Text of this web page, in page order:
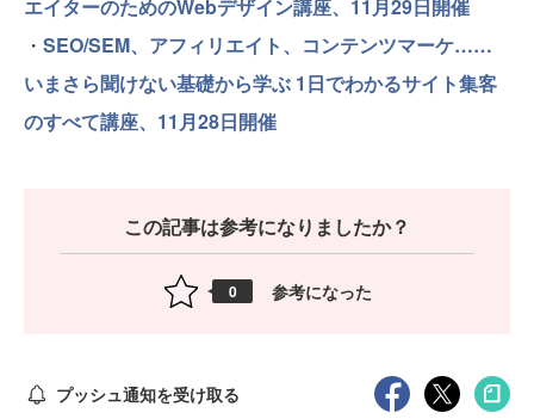
エイターのためのWebデザイン講座、11月29日開催
・ SEO/SEM、アフィリエイト、コンテンツマーケ……
いまさら聞けない基礎から学ぶ 1日でわかるサイト集客
のすべて講座、11月28日開催
この記事は参考になりましたか？
0 参考になった
プッシュ通知を受け取る